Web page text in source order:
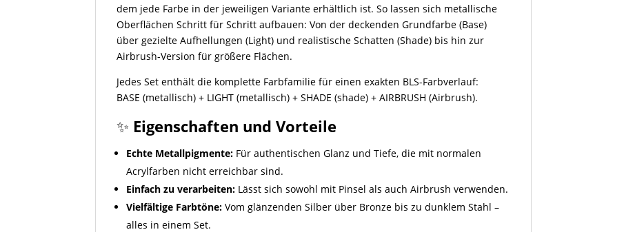
dem jede Farbe in der jeweiligen Variante erhältlich ist. So lassen sich metallische
Oberflächen Schritt für Schritt aufbauen: Von der deckenden Grundfarbe (Base)
über gezielte Aufhellungen (Light) und realistische Schatten (Shade) bis hin zur
Airbrush-Version für größere Flächen.
Jedes Set enthält die komplette Farbfamilie für einen exakten BLS-Farbverlauf:
BASE (metallisch) + LIGHT (metallisch) + SHADE (shade) + AIRBRUSH (Airbrush).
✨ Eigenschaften und Vorteile
Echte Metallpigmente: Für authentischen Glanz und Tiefe, die mit normalen
Acrylfarben nicht erreichbar sind.
Einfach zu verarbeiten: Lässt sich sowohl mit Pinsel als auch Airbrush verwenden.
Vielfältige Farbtöne: Vom glänzenden Silber über Bronze bis zu dunklem Stahl –
alles in einem Set.